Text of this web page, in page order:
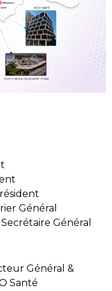
Général
Secrétaire Général
Général &
Santé